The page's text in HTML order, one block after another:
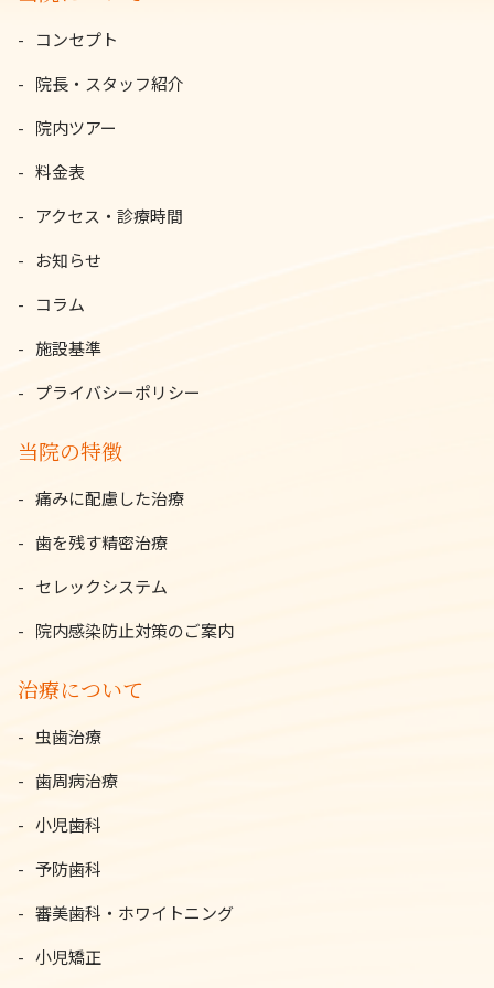
コンセプト
院長・スタッフ紹介
院内ツアー
料金表
アクセス・診療時間
お知らせ
コラム
施設基準
プライバシーポリシー
当院の特徴
痛みに配慮した治療
歯を残す精密治療
セレックシステム
院内感染防止対策のご案内
治療について
虫歯治療
歯周病治療
小児歯科
予防歯科
審美歯科・ホワイトニング
小児矯正